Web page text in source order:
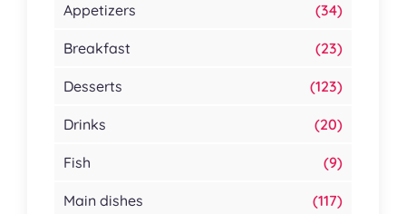
Appetizers (34)
Breakfast (23)
Desserts (123)
Drinks (20)
Fish (9)
Main dishes (117)